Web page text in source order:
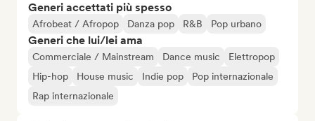
Generi accettati più spesso
Afrobeat / Afropop Danza pop R&B Pop urbano
Generi che lui/lei ama
Commerciale / Mainstream Dance music
Elettropop
Hip-hop
House music Indie pop
Pop internazionale
Rap internazionale